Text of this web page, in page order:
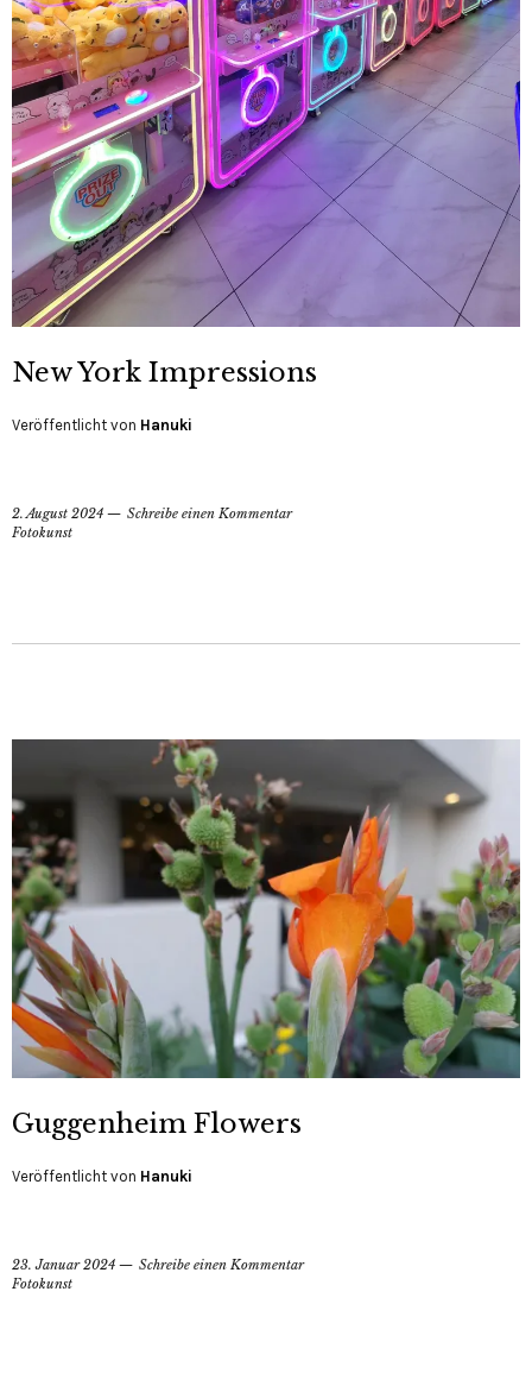
New York Impressions
Veröffentlicht von Hanuki
2. August 2024
Schreibe einen Kommentar
Fotokunst
Guggenheim Flowers
Veröffentlicht von Hanuki
23. Januar 2024
Schreibe einen Kommentar
Fotokunst